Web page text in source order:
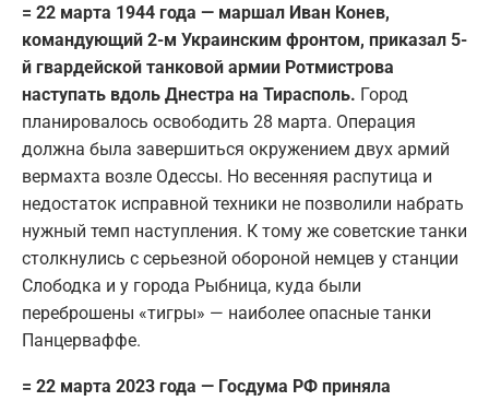
= 22 марта 1944 года — маршал Иван Конев,
командующий 2-м Украинским фронтом, приказал 5-
й гвардейской танковой армии Ротмистрова
наступать вдоль Днестра на Тирасполь. Город
планировалось освободить 28 марта. Операция
должна была завершиться окружением двух армий
вермахта возле Одессы. Но весенняя распутица и
недостаток исправной техники не позволили набрать
нужный темп наступления. К тому же советские танки
столкнулись с серьезной обороной немцев у станции
Слободка и у города Рыбница, куда были
переброшены «тигры» — наиболее опасные танки
Панцерваффе.
= 22 марта 2023 года — Госдума РФ приняла